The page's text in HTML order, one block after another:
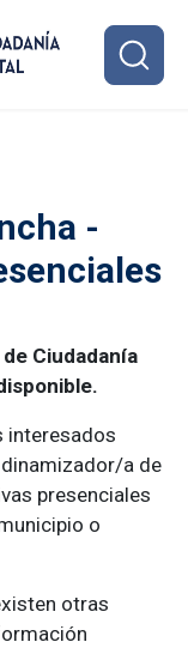
-
Ciudadanía
interesados
a de
presenciales
o
otras